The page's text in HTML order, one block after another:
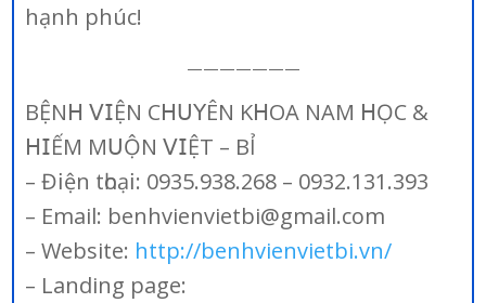
hạnh phúc!
———————
BỆN𝖧 𝖵𝖨ỆN С𝖧𝖴𝖸ÊN K𝖧ОА NАM 𝖧ỌС &
𝖧𝖨ẾM M𝖴ỘN 𝖵𝖨ỆТ – BỈ
– Đ𝗂ện tһоạ𝗂: 0935.938.268 – 0932.131.393
– Email: benhvienvietbi@gmail.com
– Website: http://benhvienvietbi.vn/
– Landing page: